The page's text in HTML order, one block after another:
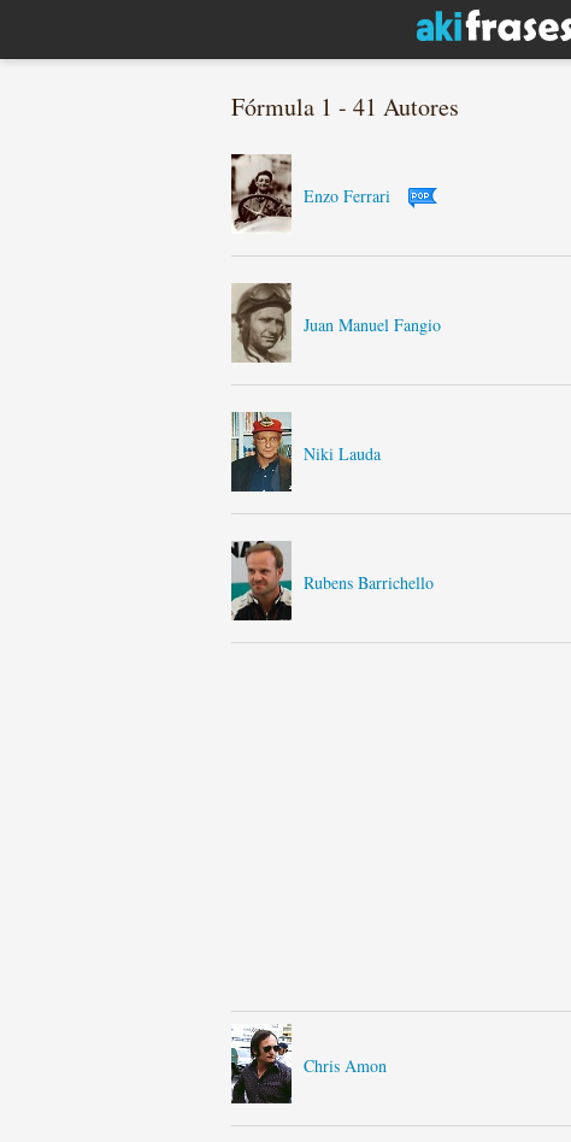
Fórmula 1 - 41 Autores
Enzo Ferrari
Juan Manuel Fangio
Niki Lauda
Rubens Barrichello
Chris Amon